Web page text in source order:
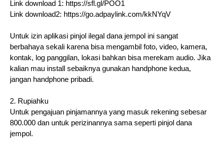
Link download 1: https://sfl.gl/POO1
Link download2: https://go.adpaylink.com/kkNYqV
Untuk izin aplikasi pinjol ilegal dana jempol ini sangat
berbahaya sekali karena bisa mengambil foto, video, kamera,
kontak, log panggilan, lokasi bahkan bisa merekam audio. Jika
kalian mau install sebaiknya gunakan handphone kedua,
jangan handphone pribadi.
2. Rupiahku
Untuk pengajuan pinjamannya yang masuk rekening sebesar
800.000 dan untuk perizinannya sama seperti pinjol dana
jempol.